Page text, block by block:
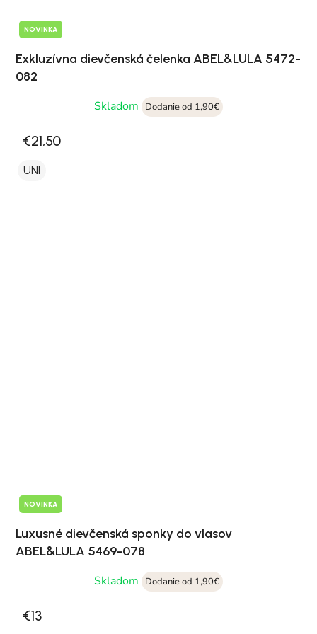
NOVINKA
Exkluzívna dievčenská čelenka ABEL&LULA 5472-
082
Skladom
Dodanie od 1,90€
€21,50
UNI
NOVINKA
Luxusné dievčenská sponky do vlasov
ABEL&LULA 5469-078
Skladom
Dodanie od 1,90€
€13